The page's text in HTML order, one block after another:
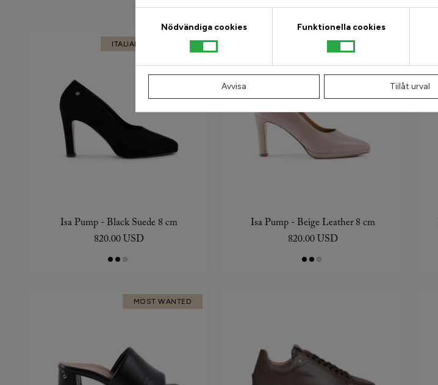
Nödvändiga cookies
Funktionella cookies
Avvisa Tiilåt urval
ITALIAN COLLECTION
Isa Pump - Black Suede 8 cm
820.00 USD
ITALIAN COLLECTION
Isa Pump - Beige Leather 8 cm
820.00 USD
MOST WANTED